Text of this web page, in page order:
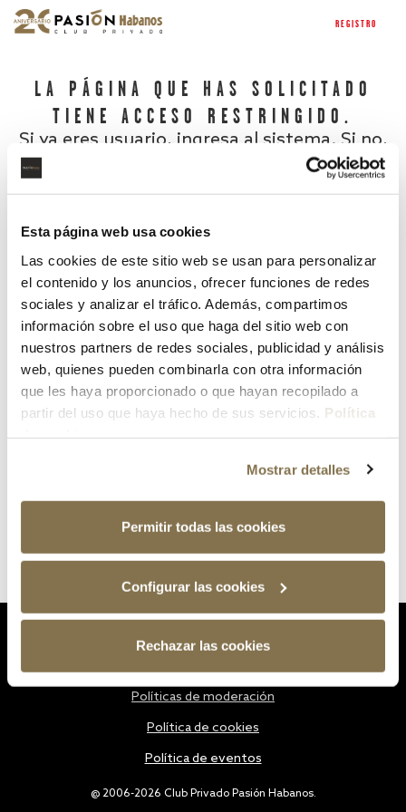
Esta página web usa cookies
Las cookies de este sitio web se usan para personalizar
el contenido y los anuncios, ofrecer funciones de redes
sociales y analizar el tráfico. Además, compartimos
información sobre el uso que haga del sitio web con
nuestros partners de redes sociales, publicidad y análisis
web, quienes pueden combinarla con otra información
que les haya proporcionado o que hayan recopilado a
partir del uso que haya hecho de sus servicios. Política
Mostrar detalles
Permitir todas las cookies
Configurar las cookies
Rechazar las cookies
REGISTRO
LA PÁGINA QUE HAS SOLICITADO
TIENE ACCESO RESTRINGIDO.
Si ya eres usuario, ingresa al sistema. Si no,
¿Has olvidado tu contraseña?
@ 2006-2026 Club Privado Pasión Habanos.
Políticas de moderación
Política de cookies
Política de eventos